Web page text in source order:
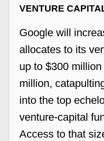
VENTURE
Google will
allocates to its
up to $300
million,
into the top
venture-capital
Access to that